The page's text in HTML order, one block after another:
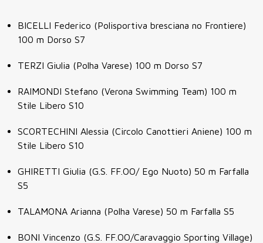
BICELLI Federico (Polisportiva bresciana no Frontiere)
100 m Dorso S7
TERZI Giulia (Polha Varese) 100 m Dorso S7
RAIMONDI Stefano (Verona Swimming Team) 100 m
Stile Libero S10
SCORTECHINI Alessia (Circolo Canottieri Aniene) 100 m
Stile Libero S10
GHIRETTI Giulia (G.S. FF.OO/ Ego Nuoto) 50 m Farfalla
S5
TALAMONA Arianna (Polha Varese) 50 m Farfalla S5
BONI Vincenzo (G.S. FF.OO/Caravaggio Sporting Village)